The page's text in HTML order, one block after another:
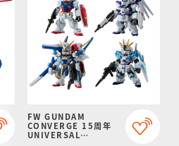
FW GUNDAM
CONVERGE 15周年
UNIVERSAL